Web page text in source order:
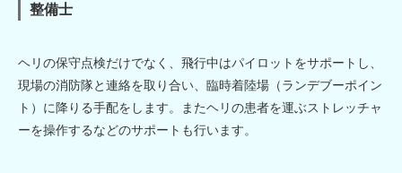
整備士
ヘリの保守点検だけでなく、飛行中はパイロットをサポートし、
現場の消防隊と連絡を取り合い、臨時着陸場（ランデブーポイン
ト）に降りる手配をします。またヘリの患者を運ぶストレッチャ
ーを操作するなどのサポートも行います。